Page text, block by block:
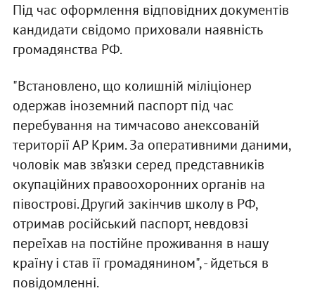
Під час оформлення відповідних документів
кандидати свідомо приховали наявність
громадянства РФ.
"Встановлено, що колишній міліціонер
одержав іноземний паспорт під час
перебування на тимчасово анексованій
території АР Крим. За оперативними даними,
чоловік мав зв’язки серед представників
окупаційних правоохоронних органів на
півострові. Другий закінчив школу в РФ,
отримав російський паспорт, невдовзі
переїхав на постійне проживання в нашу
країну і став її громадянином", - йдеться в
повідомленні.